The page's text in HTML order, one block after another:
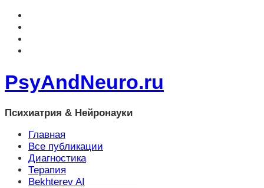
PsyAndNeuro.ru
Психиатрия & Нейронауки
Главная
Все публикации
Диагностика
Терапия
Bekhterev AI